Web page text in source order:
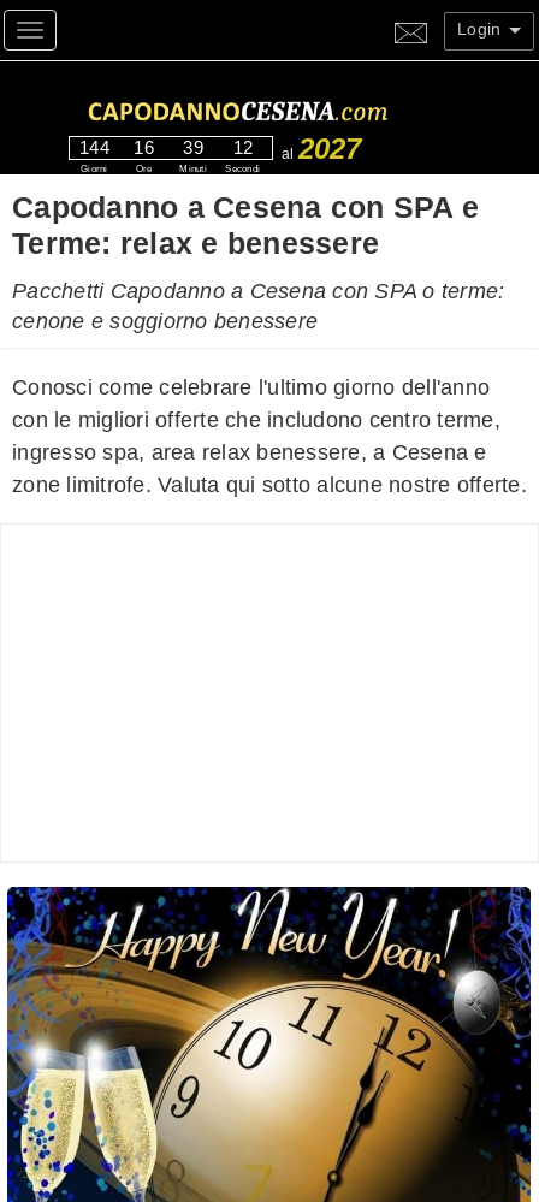
Toggle navigation Login
144
Giorni
16
Ore
39
Minuti
12
Secondi
al 2027
Capodanno a Cesena con SPA e
Terme: relax e benessere
Pacchetti Capodanno a Cesena con SPA o terme:
cenone e soggiorno benessere
Conosci come celebrare l'ultimo giorno dell'anno
con le migliori offerte che includono centro terme,
ingresso spa, area relax benessere, a Cesena e
zone limitrofe. Valuta qui sotto alcune nostre offerte.